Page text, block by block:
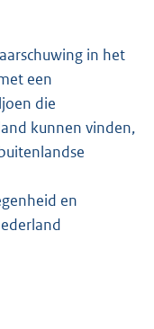
in het
een
die
kunnen vinden,
en